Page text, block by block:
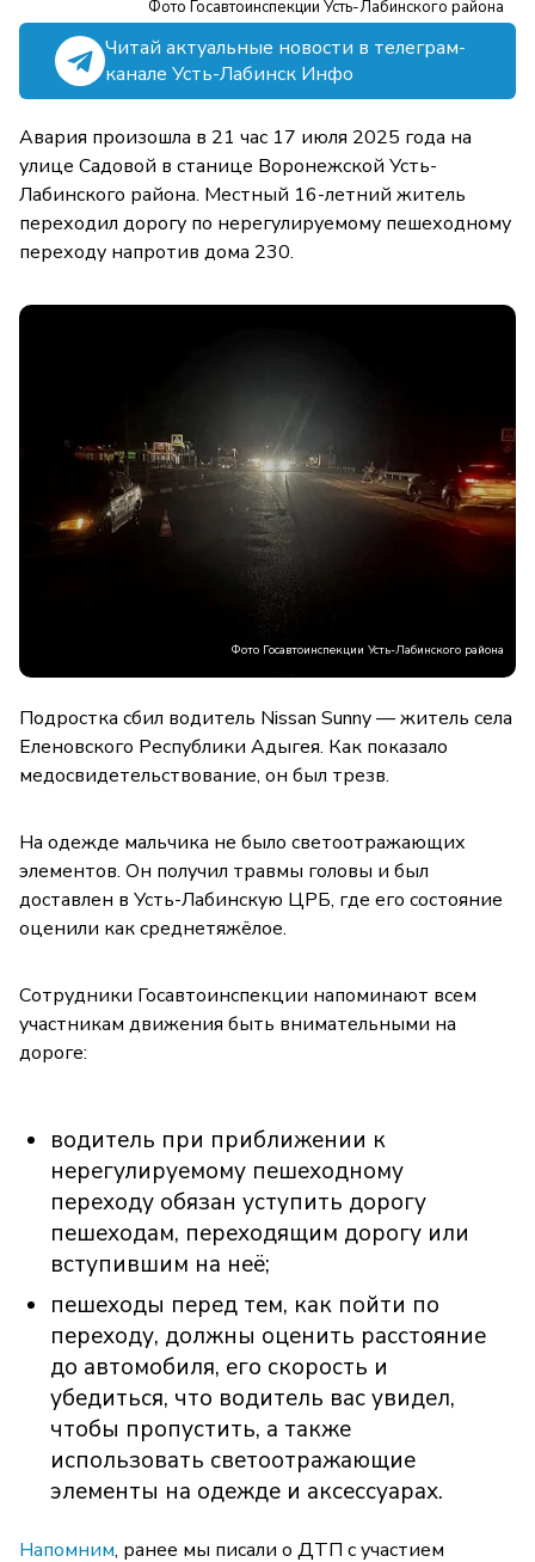
Фото Госавтоинспекции Усть-Лабинского района
Читай актуальные новости в телеграм-
канале Усть-Лабинск Инфо
Авария произошла в 21 час 17 июля 2025 года на
улице Садовой в станице Воронежской Усть-
Лабинского района. Местный 16-летний житель
переходил дорогу по нерегулируемому пешеходному
переходу напротив дома 230.
Фото Госавтоинспекции Усть-Лабинского района
Подростка сбил водитель Nissan Sunny — житель села
Еленовского Республики Адыгея. Как показало
медосвидетельствование, он был трезв.
На одежде мальчика не было светоотражающих
элементов. Он получил травмы головы и был
доставлен в Усть-Лабинскую ЦРБ, где его состояние
оценили как среднетяжёлое.
Сотрудники Госавтоинспекции напоминают всем
участникам движения быть внимательными на
дороге:
водитель при приближении к
нерегулируемому пешеходному
переходу обязан уступить дорогу
пешеходам, переходящим дорогу или
вступившим на неё;
пешеходы перед тем, как пойти по
переходу, должны оценить расстояние
до автомобиля, его скорость и
убедиться, что водитель вас увидел,
чтобы пропустить, а также
использовать светоотражающие
элементы на одежде и аксессуарах.
Напомним, ранее мы писали о ДТП с участием